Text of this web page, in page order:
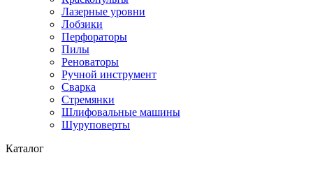
Лазерные уровни
Лобзики
Перфораторы
Пилы
Реноваторы
Ручной инструмент
Сварка
Стремянки
Шлифовальные машины
Шуруповерты
Каталог